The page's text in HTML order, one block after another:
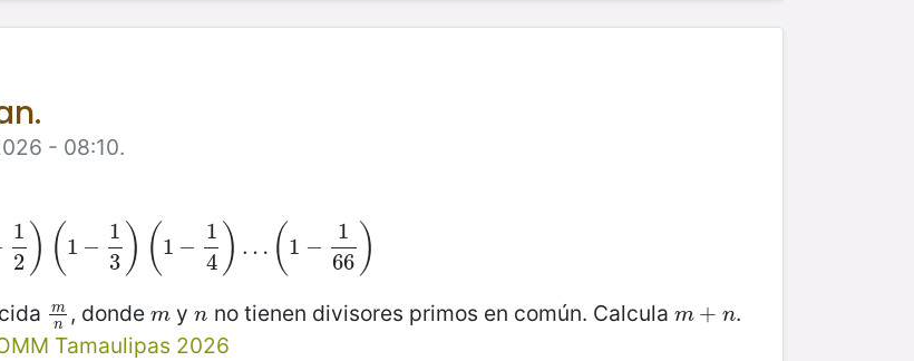
- 08:10.
1
2 ) ( 1 −
1
3 ) ( 1 −
1
4 ) … ( 1 −
1
66 )
( 1− 1 2 )(1 −1 3 ( 1−14)… ( 1 − 1 66 )
m
n
mn, donde m
m yn
n no tienen divisores primos en común. Calcula m + n
m+n
.
Tamaulipas 2026